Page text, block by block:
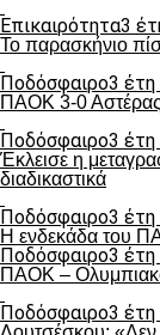
Επικαιρότητα3
Το παρασκήνιο
Ποδόσφαιρο3 έτη
ΠΑΟΚ 3-0
Ποδόσφαιρο3 έτη
Έκλεισε η
διαδικαστικά
Ποδόσφαιρο3 έτη
Η ενδεκάδα του
Ποδόσφαιρο3 έτη
ΠΑΟΚ –
Ποδόσφαιρο3 έτη